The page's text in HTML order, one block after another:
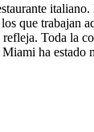
que trabajan
Toda la
ha estado